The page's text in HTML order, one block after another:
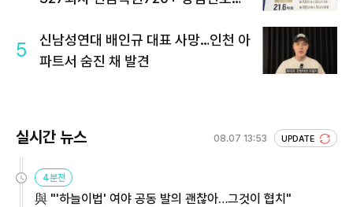
5
신남성연대 배인규 대표 사망…인천 아
파트서 숨진 채 발견
실시간 뉴스 08.07 13:53 UPDATE
4분전
與 "'하늘이법' 여야 공동 발의 괜찮아…그것이 협치"